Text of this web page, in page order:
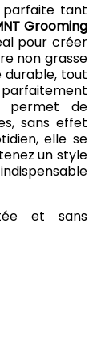
parfaite tant
Grooming
pour créer
non grasse
tout
permet de
sans effet
elle se
un style
et sans